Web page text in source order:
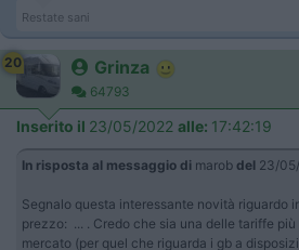
Restate sani
20 Grinza
64793
Inserito il 23/05/2022 alle: 17:42:19
In risposta al messaggio di marob del 23/
Segnalo questa interessante novità riguardo
prezzo: ... . Credo che sia una delle tariffe
mercato (per quel che riguarda i gb a